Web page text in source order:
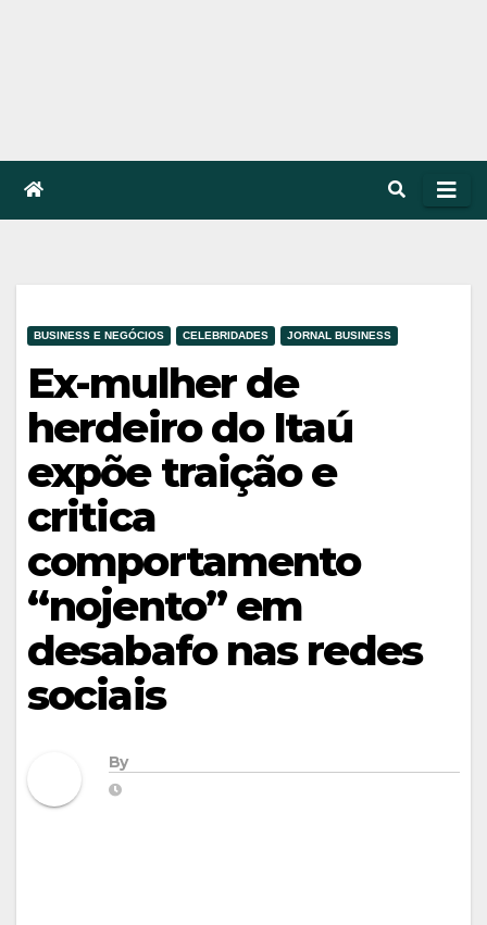
BUSINESS E NEGÓCIOS CELEBRIDADES JORNAL BUSINESS
Ex-mulher de
herdeiro do Itaú
expõe traição e
critica
comportamento
“nojento” em
desabafo nas redes
sociais
By